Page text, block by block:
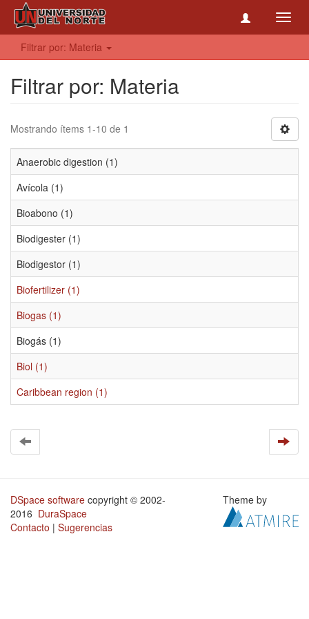
Filtrar por: Materia
Filtrar por: Materia
Mostrando ítems 1-10 de 1
Anaerobic digestion (1)
Avícola (1)
Bioabono (1)
Biodigester (1)
Biodigestor (1)
Biofertilizer (1)
Biogas (1)
Biogás (1)
Biol (1)
Caribbean region (1)
DSpace software copyright © 2002-
2016 DuraSpace
Contacto | Sugerencias
Theme by